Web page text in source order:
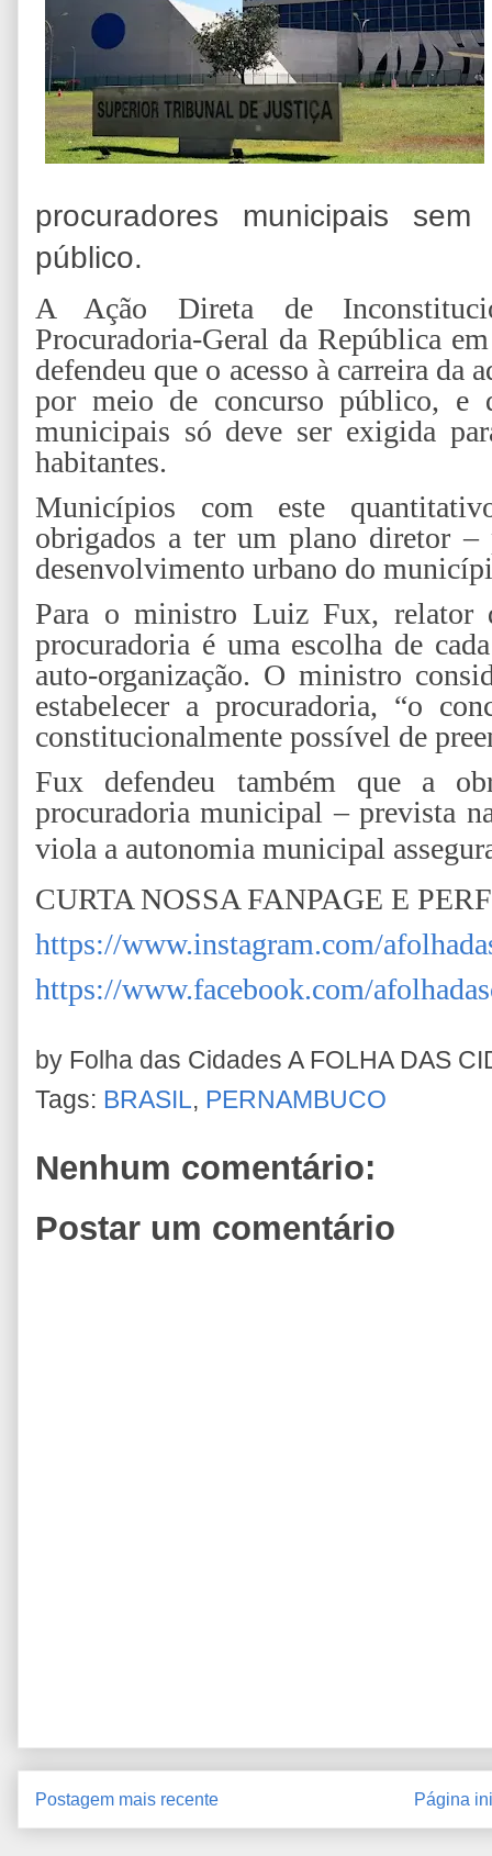
procuradores municipais
público.
A Ação Direta de
Procuradoria-Geral da República
defendeu que o acesso à carreira da
por meio de concurso público, e
municipais só deve ser exigida
habitantes.
Municípios com este
obrigados a ter um plano diretor –
desenvolvimento urbano do
Para o ministro Luiz Fux, relator
procuradoria é uma escolha de
auto-organização. O ministro
estabelecer a procuradoria, “o
constitucionalmente possível de
Fux defendeu também que a
procuradoria municipal – prevista
viola a autonomia municipal
CURTA NOSSA FANPAGE E
https://www.instagram.com/
https://www.facebook.com/
by Folha das Cidades A FOLHA DAS
Tags: BRASIL, PERNAMBUCO
Nenhum comentário:
Postar um comentário
Postagem mais recente Página